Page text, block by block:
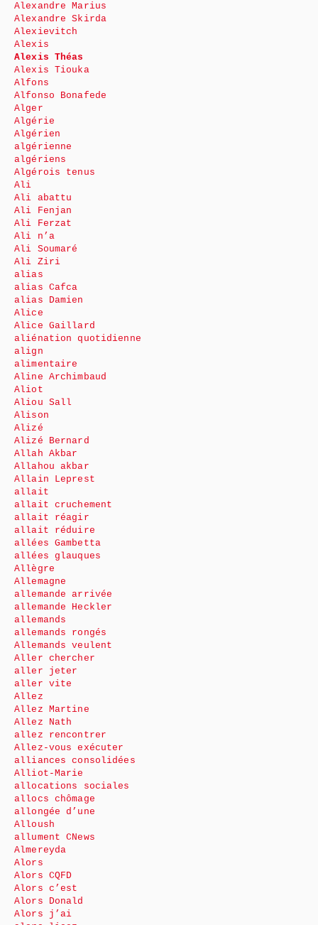
Alexandre Marius
Alexandre Skirda
Alexievitch
Alexis
Alexis Théas
Alexis Tiouka
Alfons
Alfonso Bonafede
Alger
Algérie
Algérien
algérienne
algériens
Algérois tenus
Ali
Ali abattu
Ali Fenjan
Ali Ferzat
Ali n’a
Ali Soumaré
Ali Ziri
alias
alias Cafca
alias Damien
Alice
Alice Gaillard
aliénation quotidienne
align
alimentaire
Aline Archimbaud
Aliot
Aliou Sall
Alison
Alizé
Alizé Bernard
Allah Akbar
Allahou akbar
Allain Leprest
allait
allait cruchement
allait réagir
allait réduire
allées Gambetta
allées glauques
Allègre
Allemagne
allemande arrivée
allemande Heckler
allemands
allemands rongés
Allemands veulent
Aller chercher
aller jeter
aller vite
Allez
Allez Martine
Allez Nath
allez rencontrer
Allez-vous exécuter
alliances consolidées
Alliot-Marie
allocations sociales
allocs chômage
allongée d’une
Alloush
allument CNews
Almereyda
Alors
Alors CQFD
Alors c’est
Alors Donald
Alors j’ai